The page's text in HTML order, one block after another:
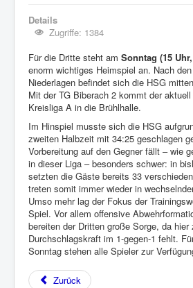
Impressum
Details
Zugriffe: 1384
Für die Dritte steht am Sonntag (15
enorm wichtiges Heimspiel an. Nach
Niederlagen befindet sich die HSG
Mit der TG Biberach 2 kommt der
Kreisliga A in die Brühlhalle.
Im Hinspiel musste sich die HSG
zweiten Halbzeit mit 34:25 geschlagen
Vorbereitung auf den Gegner fällt – wie
in dieser Liga – besonders schwer: in
setzten die Gäste bereits 33
treten somit immer wieder in
Umso mehr lag der Fokus der
Spiel. Vor allem offensive
bereiten der Dritten große Sorge, da hier
Durchschlagskraft im 1-gegen-1 fehlt.
Sonntag stehen alle Spieler zur
Zurück